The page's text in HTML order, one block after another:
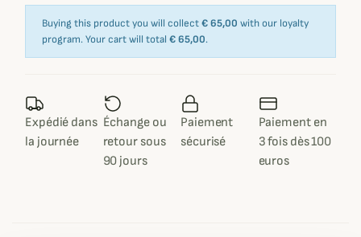
Buying this product you will collect€ 65,00 with our loyalty
program. Your cart will total € 65,00.
Expédié dans
la journée
Échange ou
retour sous
90 jours
Paiement
sécurisé
Paiement en
3 fois dès 100
euros